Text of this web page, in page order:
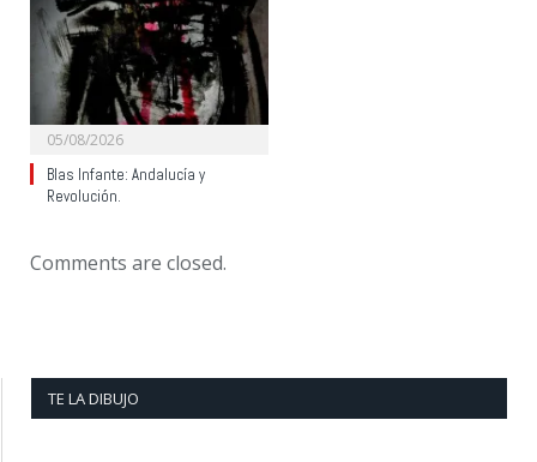
05/08/2026
Blas Infante: Andalucía y
Revolución.
Comments are closed.
TE LA DIBUJO